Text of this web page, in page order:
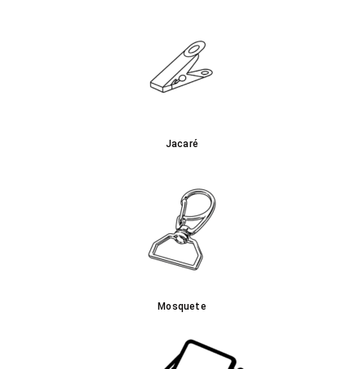
Jacaré
Mosquete